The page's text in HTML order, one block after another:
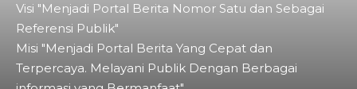
Visi "Menjadi Portal Berita Nomor Satu dan Sebagai
Referensi Publik"
Misi "Menjadi Portal Berita Yang Cepat dan
Terpercaya. Melayani Publik Dengan Berbagai